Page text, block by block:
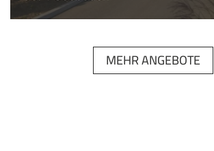
MEHR ANGEBOTE